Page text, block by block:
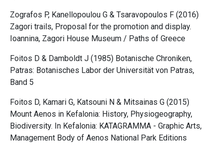
Zografos P, Kanellopoulou G & Tsaravopoulos F (2016)
Zagori trails, Proposal for the promotion and display.
Ioannina, Zagori House Museum / Paths of Greece
Foitos D & Damboldt J (1985) Botanische Chroniken,
Patras: Botanisches Labor der Universität von Patras,
Band 5
Foitos D, Kamari G, Katsouni N & Mitsainas G (2015)
Mount Aenos in Kefalonia: History, Physiogeography,
Biodiversity. In Kefalonia: KATAGRAMMA - Graphic Arts,
Management Body of Aenos National Park Editions